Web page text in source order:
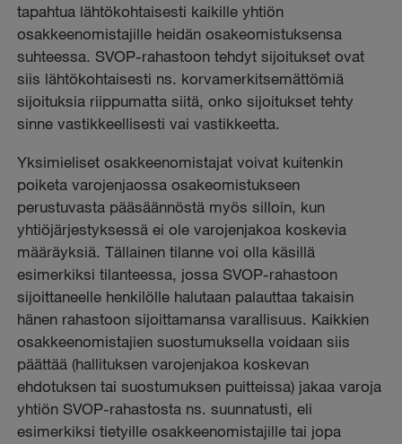
tapahtua lähtökohtaisesti kaikille yhtiön
osakkeenomistajille heidän osakeomistuksensa
suhteessa. SVOP-rahastoon tehdyt sijoitukset ovat
siis lähtökohtaisesti ns. korvamerkitsemättömiä
sijoituksia riippumatta siitä, onko sijoitukset tehty
sinne vastikkeellisesti vai vastikkeetta.
Yksimieliset osakkeenomistajat voivat kuitenkin
poiketa varojenjaossa osakeomistukseen
perustuvasta pääsäännöstä myös silloin, kun
yhtiöjärjestyksessä ei ole varojenjakoa koskevia
määräyksiä. Tällainen tilanne voi olla käsillä
esimerkiksi tilanteessa, jossa SVOP-rahastoon
sijoittaneelle henkilölle halutaan palauttaa takaisin
hänen rahastoon sijoittamansa varallisuus. Kaikkien
osakkeenomistajien suostumuksella voidaan siis
päättää (hallituksen varojenjakoa koskevan
ehdotuksen tai suostumuksen puitteissa) jakaa varoja
yhtiön SVOP-rahastosta ns. suunnatusti, eli
esimerkiksi tietyille osakkeenomistajille tai jopa